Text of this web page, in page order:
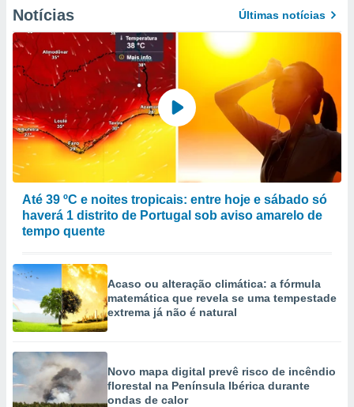
Notícias Últimas notícias
Até 39 ºC e noites tropicais: entre hoje e sábado só
haverá 1 distrito de Portugal sob aviso amarelo de
tempo quente
Acaso ou alteração climática: a fórmula
matemática que revela se uma tempestade
extrema já não é natural
Novo mapa digital prevê risco de incêndio
florestal na Península Ibérica durante
ondas de calor